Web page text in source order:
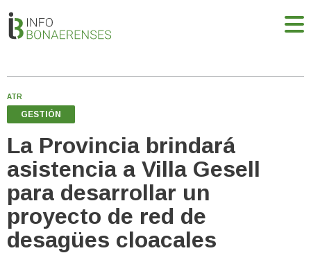
ATR
GESTIÓN
La Provincia brindará
asistencia a Villa Gesell
para desarrollar un
proyecto de red de
desagües cloacales